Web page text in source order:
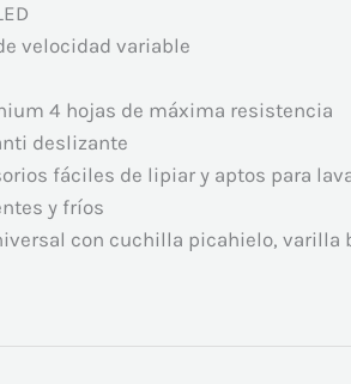
velocidad variable
4 hojas de máxima resistencia
deslizante
fáciles de lipiar y aptos para
y fríos
con cuchilla picahielo, varilla